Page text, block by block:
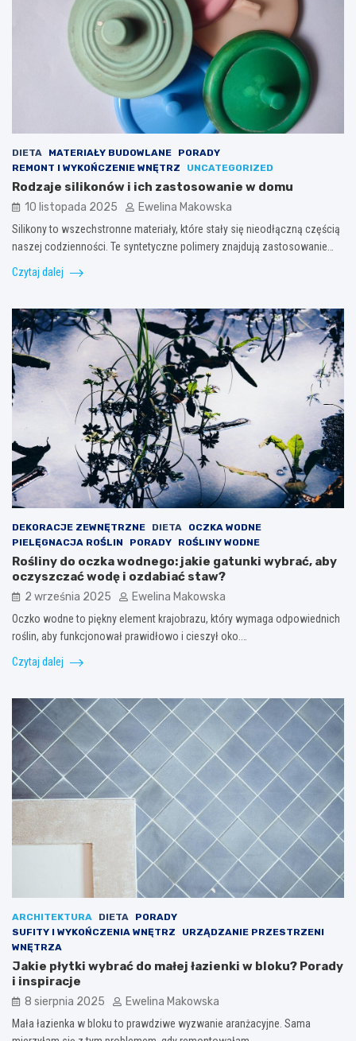
DIETA MATERIAŁY BUDOWLANE
PORADY
REMONT I WYKOŃCZENIE WNĘTRZ
UNCATEGORIZED
Rodzaje silikonów i ich zastosowanie w domu
10 listopada 2025 Ewelina Makowska
Silikony to wszechstronne materiały, które stały się nieodłączną częścią
naszej codzienności. Te syntetyczne polimery znajdują zastosowanie…
Czytaj dalej
DEKORACJE ZEWNĘTRZNE DIETA
OCZKA WODNE
PIELĘGNACJA ROŚLIN
PORADY ROŚLINY WODNE
Rośliny do oczka wodnego: jakie gatunki wybrać, aby
oczyszczać wodę i ozdabiać staw?
2 września 2025 Ewelina Makowska
Oczko wodne to piękny element krajobrazu, który wymaga odpowiednich
roślin, aby funkcjonował prawidłowo i cieszył oko.…
Czytaj dalej
ARCHITEKTURA DIETA
PORADY
SUFITY I WYKOŃCZENIA WNĘTRZ
URZĄDZANIE PRZESTRZENI
WNĘTRZA
Jakie płytki wybrać do małej łazienki w bloku? Porady
i inspiracje
8 sierpnia 2025 Ewelina Makowska
Mała łazienka w bloku to prawdziwe wyzwanie aranżacyjne. Sama